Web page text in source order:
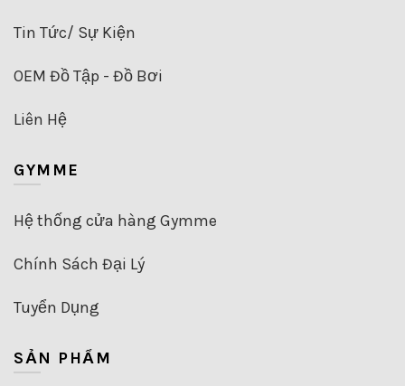
Tin Tức/ Sự Kiện
OEM Đồ Tập - Đồ Bơi
Liên Hệ
GYMME
Hệ thống cửa hàng Gymme
Chính Sách Đại Lý
Tuyển Dụng
SẢN PHẨM